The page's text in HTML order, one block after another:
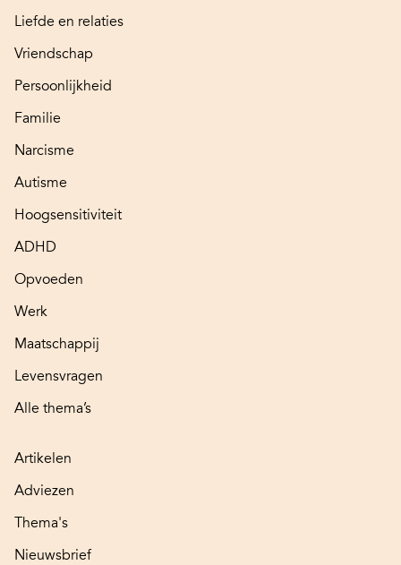
Liefde en relaties
Vriendschap
Persoonlijkheid
Familie
Narcisme
Autisme
Hoogsensitiviteit
ADHD
Opvoeden
Werk
Maatschappij
Levensvragen
Alle thema’s
Artikelen
Adviezen
Thema's
Nieuwsbrief